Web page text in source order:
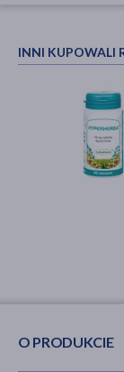
INNI KUPOWALI
O PRODUKCIE